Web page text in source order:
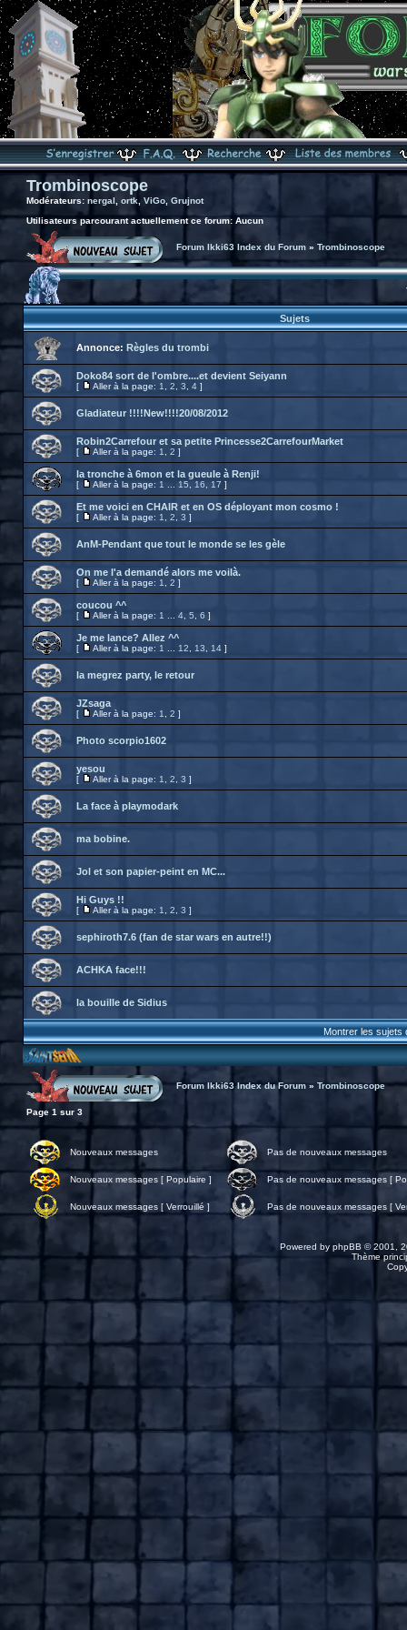
Trombinoscope
Modérateurs: nergal ortk, ViGo, Grujnot
Utilisateurs parcourant actuellement ce forum: Aucun
Forum Ikki63 Index du Forum» Trombinoscope
Sujets
Annonce: Règles du trombi
Doko84 sort de l'ombre....et devient Seiyann
[ Aller à la page: 1 2 3 4]
Gladiateur !!!!New!!!!20/08/2012
Robin2Carrefour et sa petite Princesse2CarrefourMarket
[ Aller à la page: 1 2 ]
la tronche à 6mon et la gueule à Renji!
[ Aller à la page: 1 15, 16 17 ]
Et me voici en CHAIR et en OS déployant mon cosmo !
[ Aller à la page: 1 2 3 ]
AnM-Pendant que tout le monde se les gèle
On me l'a demandé alors me voilà.
[ Aller à la page: 1 2 ]
coucou ^^
[ Aller à la page: 1 4, 5 6 ]
Je me lance? Allez ^^
[ Aller à la page: 1 12 13 14]
la megrez party, le retour
JZsaga
[ Aller à la page: 1 2 ]
Photo scorpio1602
yesou
[ Aller à la page: 1 2 3 ]
La face à playmodark
ma bobine.
Jol et son papier-peint en MC...
Hi Guys !!
[ Aller à la page: 1 2 3 ]
sephiroth7.6 (fan de star wars en autre!!)
ACHKA face!!!
la bouille de Sidius
Montrer les sujets
Forum Ikki63 Index du Forum» Trombinoscope
Page 1 sur 3
Nouveaux messages Pas de nouveaux messages
Nouveaux messages [ Populaire ] Pas de nouveaux messages [
Nouveaux messages [ Verrouillé ] Pas de nouveaux messages [
Powered by phpBB © 2001,
Thème